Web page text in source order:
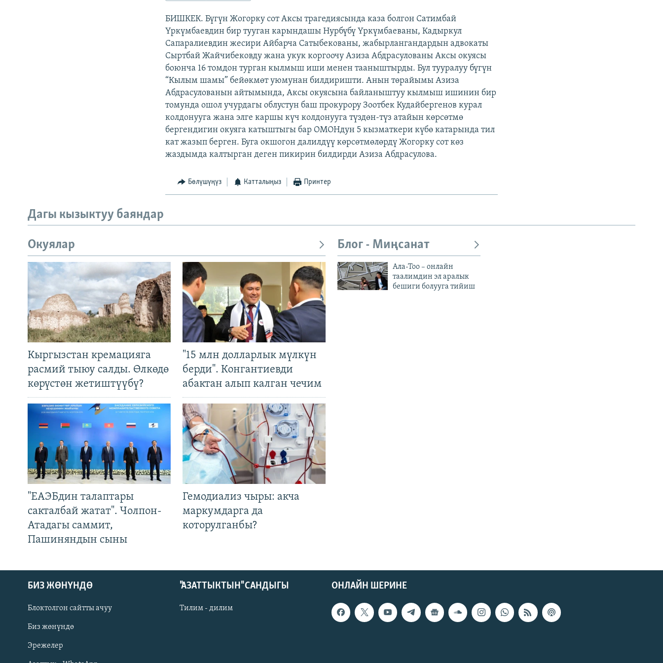
Русский
БИШКЕК. Бүгүн Жогорку сот Аксы трагедиясында каза болгон Сатимбай
Үркүмбаевдин бир тууган карындашы Нурбүбү Үркүмбаеваны, Кадыркул
Сапаралиевдин жесири Айбарча Сатыбекованы, жабырлангандардын адвокаты
Сыртбай Жайчибековду жана укук коргоочу Азиза Абдрасулованы Аксы окуясы
боюнча 16 томдон турган кылмыш иши менен тааныштырды. Бул тууралуу бүгүн
“Кылым шамы” бейөкмөт уюмунан билдиришти. Анын төрайымы Азиза
Абдрасулованын айтымында, Аксы окуясына байланыштуу кылмыш ишинин бир
томунда ошол учурдагы облустун баш прокурору Зоотбек Кудайбергенов курал
колдонууга жана элге каршы күч колдонууга түздөн-түз атайын көрсөтмө
бергендигин окуяга катыштыгы бар ОМОНдун 5 кызматкери күбө катарында тил
кат жазып берген. Буга окшогон далилдүү көрсөтмөлөрдү Жогорку сот көз
жаздымда калтырган деген пикирин билдирди Азиза Абдрасулова.
Бөлүшүңүз Катталыңыз Принтер
Дагы кызыктуу баяндар
Окуялар
Кыргызстан кремацияга
расмий тыюу салды. Өлкөдө
көрүстөн жетиштүүбү?
"15 млн долларлык мүлкүн
берди". Конгантиевди
абактан алып калган чечим
"ЕАЭБдин талаптары
сакталбай жатат". Чолпон-
Атадагы саммит,
Пашиняндын сыны
Гемодиализ чыры: акча
маркумдарга да
которулганбы?
Блог - Миңсанат
Ала-Тоо – онлайн
таалимдин эл аралык
бешиги болууга тийиш
ОНЛАЙН ШЕРИНЕ
БИЗ ЖӨНҮНДӨ
Блоктолгон сайтты ачуу
Биз жөнүндө
Эрежелер
"АЗАТТЫКТЫН" САНДЫГЫ
Тилим - дилим